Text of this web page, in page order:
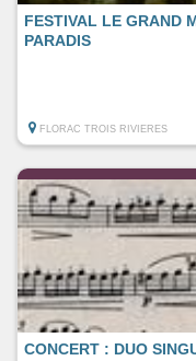
FESTIVAL LE GRAND
PARADIS
FLORAC TROIS RIVIERES
CONCERT : DUO